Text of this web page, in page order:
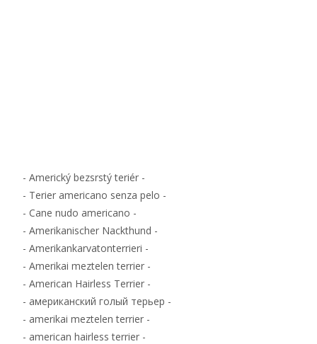
- Americký bezsrstý teriér -
- Terier americano senza pelo -
- Cane nudo americano -
- Amerikanischer Nackthund -
- Amerikankarvatonterrieri -
- Amerikai meztelen terrier -
- American Hairless Terrier -
- американский голый терьер -
- amerikai meztelen terrier -
- american hairless terrier -